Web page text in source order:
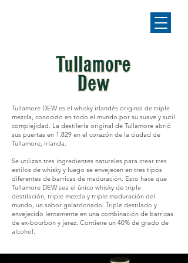
​Tullamore DEW es el whisky irlandés original de triple
mezcla, conocido en todo el mundo por su suave y sutil
complejidad. La destilería original de Tullamore abrió
sus puertas en 1.829 en el corazón de la ciudad de
Tullamore, Irlanda.
Se utilizan tres ingredientes naturales para crear tres
estilos de whisky y luego se envejecen en tres tipos
diferentes de barricas de maduración. Esto hace que
Tullamore DEW sea el único whisky de triple
destilación, triple mezcla y triple maduración del
mundo, un sabor galardonado. Triple destilado y
envejecido lentamente en una combinación de barricas
de ex-bourbon y jerez. Contiene un 40% de grado de
alcohol.